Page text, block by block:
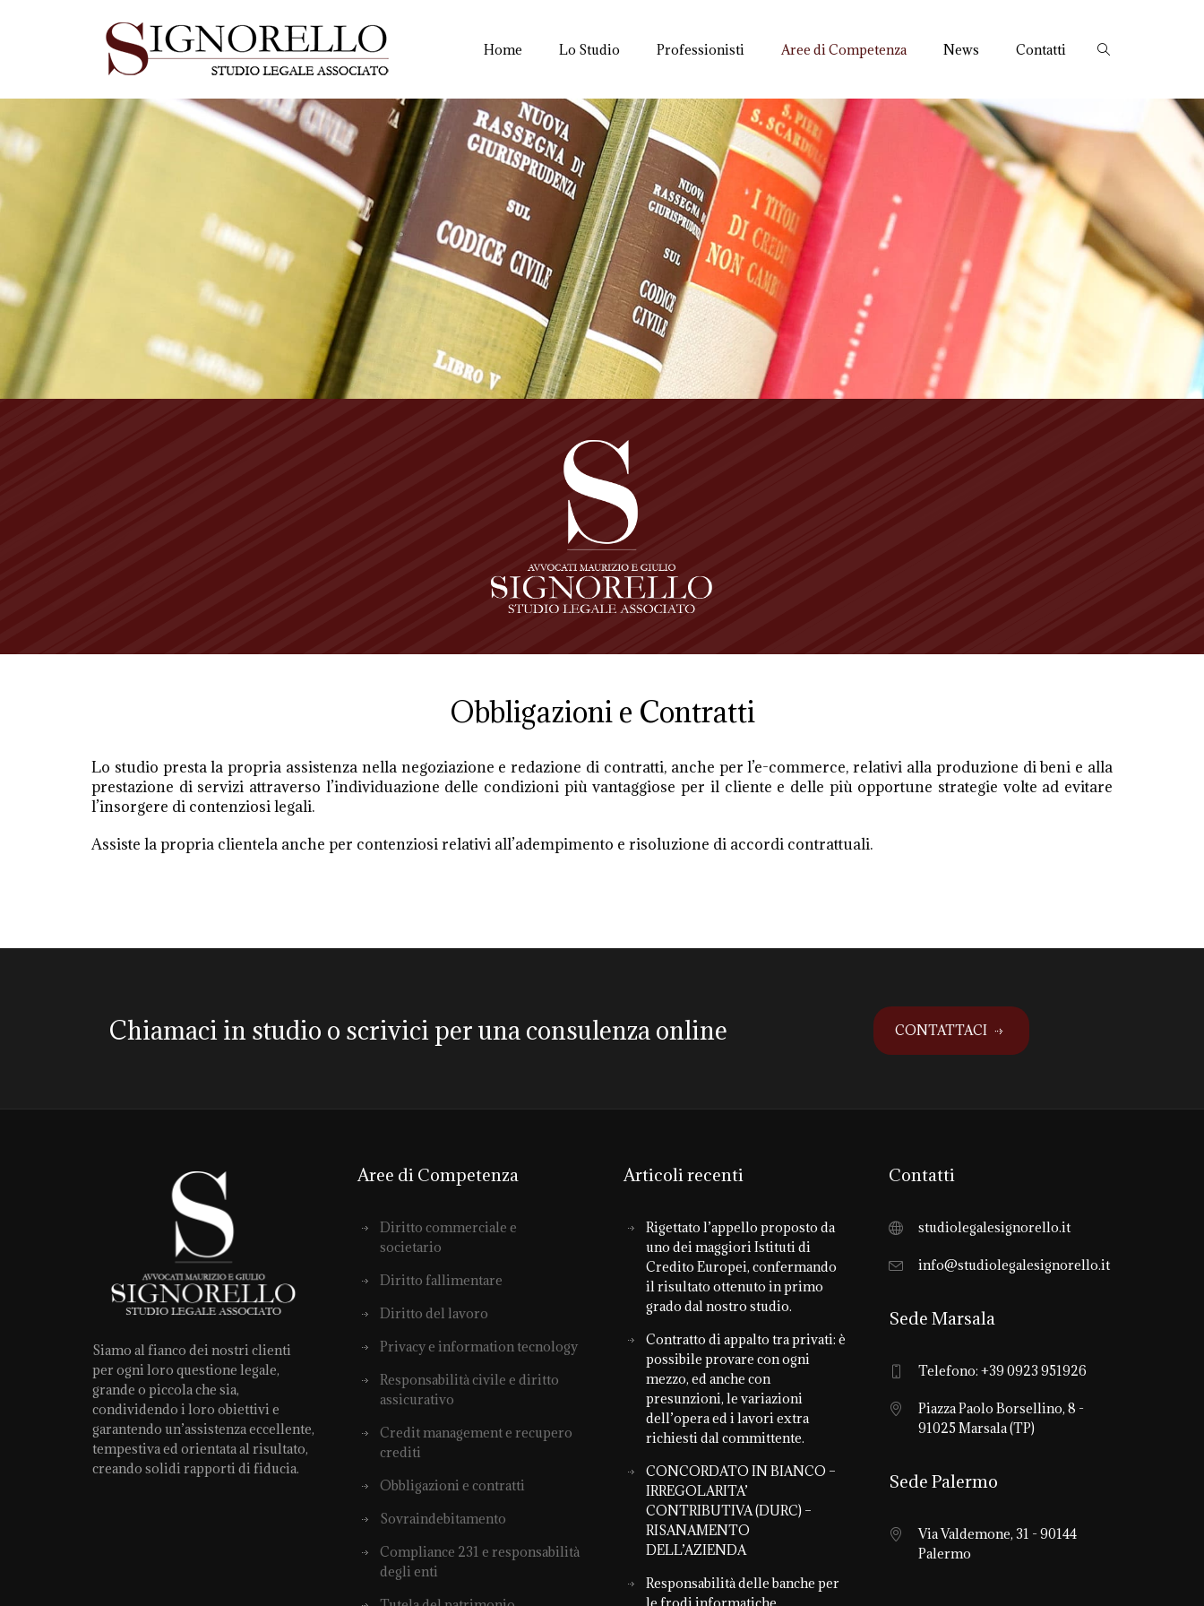
Home Lo Studio Professionisti Aree di Competenza News Contatti
Obbligazioni e Contratti
Lo studio presta la propria assistenza nella negoziazione e redazione di contratti, anche per l’e-commerce, relativi alla produzione di beni e alla
prestazione di servizi attraverso l’individuazione delle condizioni più vantaggiose per il cliente e delle più opportune strategie volte ad evitare
l’insorgere di contenziosi legali.
Assiste la propria clientela anche per contenziosi relativi all’adempimento e risoluzione di accordi contrattuali.
Chiamaci in studio o scrivici per una consulenza online CONTATTACI
Siamo al fianco dei nostri clienti
per ogni loro questione legale,
grande o piccola che sia,
condividendo i loro obiettivi e
garantendo un’assistenza eccellente,
tempestiva ed orientata al risultato,
creando solidi rapporti di fiducia.
Aree di Competenza
Diritto commerciale e
societario
Diritto fallimentare
Diritto del lavoro
Privacy e information tecnology
Responsabilità civile e diritto
assicurativo
Credit management e recupero
crediti
Obbligazioni e contratti
Sovraindebitamento
Compliance 231 e responsabilità
degli enti
Articoli recenti
Rigettato l’appello proposto da
uno dei maggiori Istituti di
Credito Europei, confermando
il risultato ottenuto in primo
grado dal nostro studio.
Contratto di appalto tra privati: è
possibile provare con ogni
mezzo, ed anche con
presunzioni, le variazioni
dell’opera ed i lavori extra
richiesti dal committente.
CONCORDATO IN BIANCO –
IRREGOLARITA’
CONTRIBUTIVA (DURC) –
RISANAMENTO
DELL’AZIENDA
Responsabilità delle banche per
Contatti
studiolegalesignorello.it
info@studiolegalesignorello.it
Sede Marsala
Telefono: +39 0923 951926
Piazza Paolo Borsellino, 8 -
91025 Marsala (TP)
Sede Palermo
Via Valdemone, 31 - 90144
Palermo